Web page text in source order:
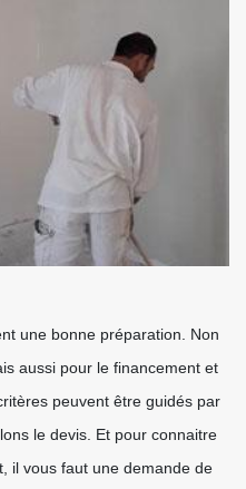
une bonne préparation. Non
aussi pour le financement et
peuvent être guidés par
le devis. Et pour connaitre
il vous faut une demande de